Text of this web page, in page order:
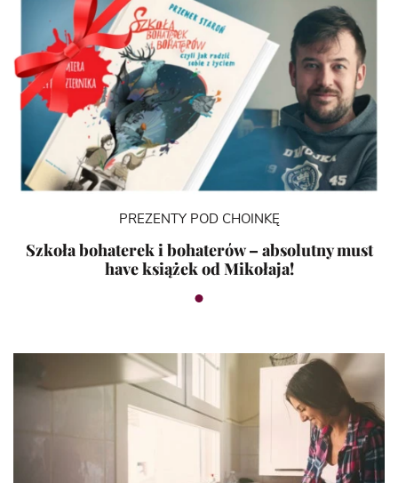
PREZENTY POD CHOINKĘ
Szkoła bohaterek i bohaterów – absolutny must
have książek od Mikołaja!